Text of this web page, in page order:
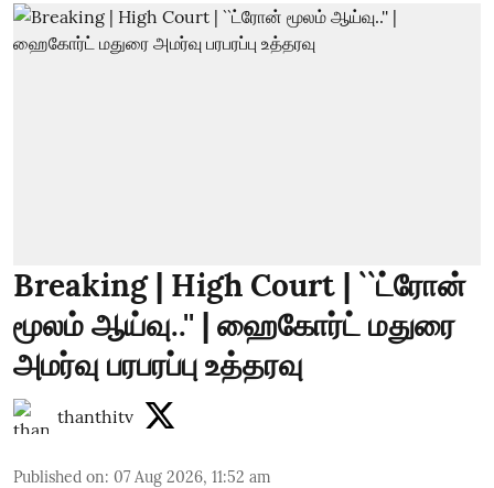
Breaking | High Court | ``ட்ரோன்
மூலம் ஆய்வு..'' | ஹைகோர்ட் மதுரை
அமர்வு பரபரப்பு உத்தரவு
thanthitv
Published on: 07 Aug 2026, 11:52 am